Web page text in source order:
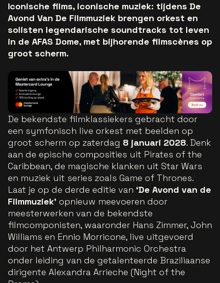
Iconische films, iconische muziek: tijdens De
Avond Van De Filmmuziek brengen orkest en
solisten legendarische soundtracks tot leven
in de AFAS Dome, met bijhorende filmscènes op
groot scherm.
De bekendste filmklassiekers gebracht door
een symfonisch live orkest met beelden op
groot scherm op zaterdag 8 januari 2028. Denk
aan de epische composities uit Pirates of the
Caribbean, de magische klanken uit Star Wars
en muziek uit series zoals Game of Thrones.
Laat je op de derde editie van ‘De Avond van de
Filmmuziek’ opnieuw meevoeren door
meesterwerken van de bekendste
filmcomponisten, waaronder Hans Zimmer, John
Williams en Ennio Morricone, live uitgevoerd
door het Antwerp Philharmonic Orchestra
onder leiding van de getalenteerde Braziliaanse
dirigente Alexandra Arrieche (Night of the